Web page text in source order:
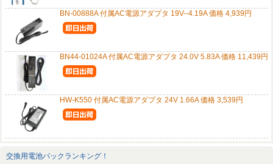
BN-00888A 付属AC電源アダプタ 19V--4.19A 価格 4,939円
BN44-01024A 付属AC電源アダプタ 24.0V 5.83A 価格 11,439円
HW-K550 付属AC電源アダプタ 24V 1.66A 価格 3,539円
交換用電池パックランキング！